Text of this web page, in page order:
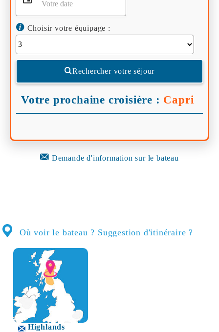
Choisir votre équipage :
Rechercher votre séjour
Votre prochaine croisière : Capri
Demande d'information sur le bateau
Où voir le bateau ? Suggestion d'itinéraire ?
Highlands